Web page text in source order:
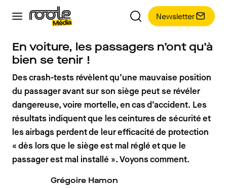
Newsletter
En voiture, les passagers n’ont qu’à
bien se tenir !
Des crash-tests révèlent qu’une mauvaise position
du passager avant sur son siège peut se révéler
dangereuse, voire mortelle, en cas d’accident. Les
résultats indiquent que les ceintures de sécurité et
les airbags perdent de leur efficacité de protection
« dès lors que le siège est mal réglé et que le
passager est mal installé ». Voyons comment.
Grégoire Hamon